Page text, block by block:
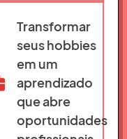
Transformar
seus hobbies
em um
aprendizado
que abre
oportunidades